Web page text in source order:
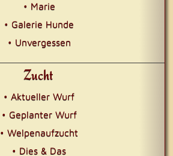
• Marie
• Galerie Hunde
• Unvergessen
Zucht
• Aktueller Wurf
• Geplanter Wurf
• Welpenaufzucht
• Dies & Das